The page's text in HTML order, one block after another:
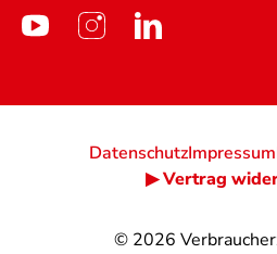
© 2026
DatenschutzImpressum
▶ Vertrag